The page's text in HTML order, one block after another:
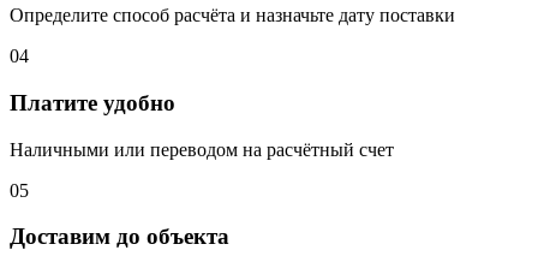
Определите способ расчёта и назначьте дату поставки
04
Платите удобно
Наличными или переводом на расчётный счет
05
Доставим до объекта